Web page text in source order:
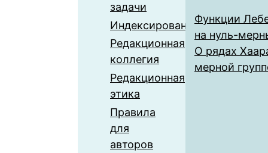
задачи
Индексирование
Редакционная
коллегия
Редакционная
этика
Правила
для
авторов
Функции
на нуль-
О рядах
мерной